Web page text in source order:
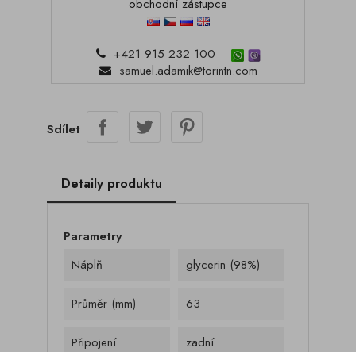
obchodní zástupce
+421 915 232 100
samuel.adamik@torintn.com
Sdílet
Detaily produktu
Parametry
Náplň
glycerin (98%)
Průměr (mm) 63
Připojení zadní